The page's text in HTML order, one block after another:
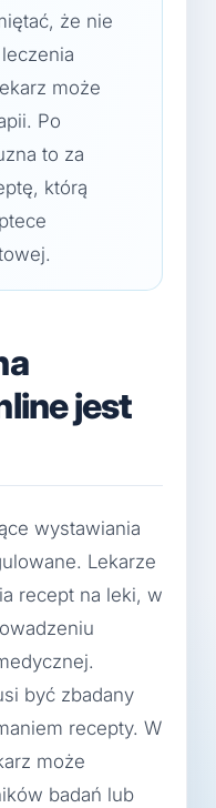
że nie
może
Po
to za
którą
jest
wystawiania
Lekarze
recept na leki, w
być zbadany
recepty. W
może
badań lub